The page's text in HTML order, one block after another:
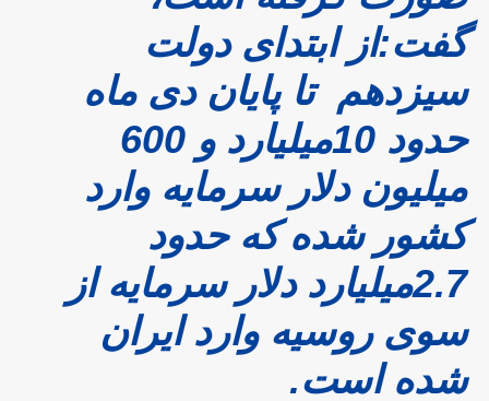
گفت:از ابتدای دولت
سیزدهم تا پایان دی ماه
حدود 10میلیارد و 600
میلیون دلار سرمایه وارد
کشور شده که حدود
2.7میلیارد دلار سرمایه از
سوی روسیه وارد ایران
شده است.